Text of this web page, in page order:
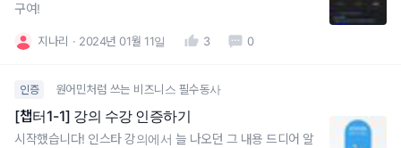
구여!
지나리 2024년 01월 11일 3 0
인증 원어민처럼 쓰는 비즈니스 필수동사
[챕터1-1] 강의 수강 인증하기
시작했습니다! 인스타 강의에서 늘 나오던 그 내용 드디어 알